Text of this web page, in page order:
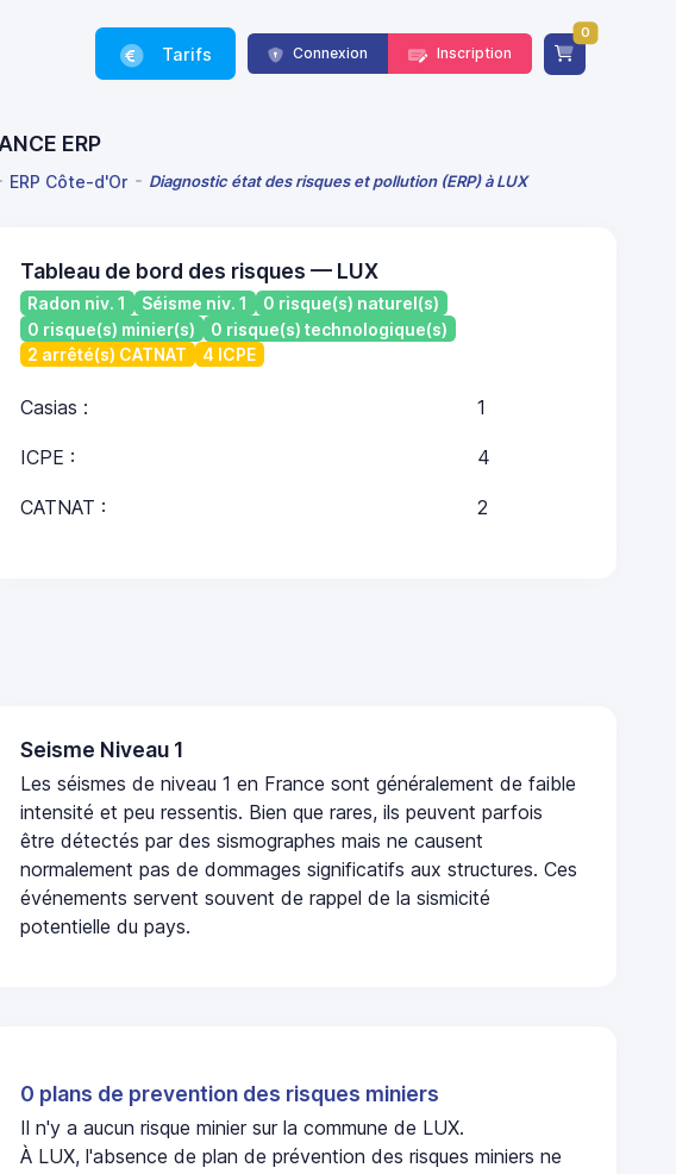
Tarifs Connexion Inscription
0
ERP
ERP Côte-d'Or Diagnostic état des risques et pollution (ERP) à LUX
Tableau de bord des risques — LUX
Radon niv. 1 Séisme niv. 1
0 risque(s) naturel(s)
0 risque(s) minier(s)
0 risque(s) technologique(s)
2 arrêté(s) CATNAT
4 ICPE
Casias : 1
ICPE : 4
CATNAT : 2
Seisme Niveau 1
Les séismes de niveau 1 en France sont généralement de faible
intensité et peu ressentis. Bien que rares, ils peuvent parfois
être détectés par des sismographes mais ne causent
normalement pas de dommages significatifs aux structures. Ces
événements servent souvent de rappel de la sismicité
potentielle du pays.
0 plans de prevention des risques miniers
Il n'y a aucun risque minier sur la commune de LUX.
À LUX, l'absence de plan de prévention des risques miniers ne